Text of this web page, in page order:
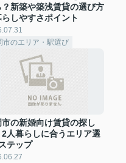
？新築や築浅賃貸の選び方
らしやすさポイント
市のエリア・駅選び
の新婚向け賃貸の探し
人暮らしに合うエリア選
テップ